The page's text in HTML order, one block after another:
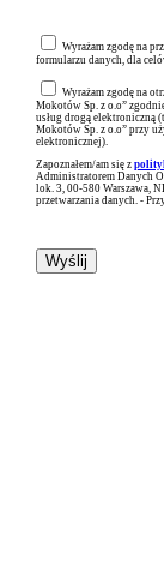
Wyrażam zgodę na
formularzu danych, dla
Wyrażam zgodę na
Mokotów Sp. z o.o”
usług drogą elektroniczną
Mokotów Sp. z o.o” przy
elektronicznej).
Zapoznałem/am się z
Administratorem Danych
lok. 3, 00-580 Warszawa,
przetwarzania danych. -